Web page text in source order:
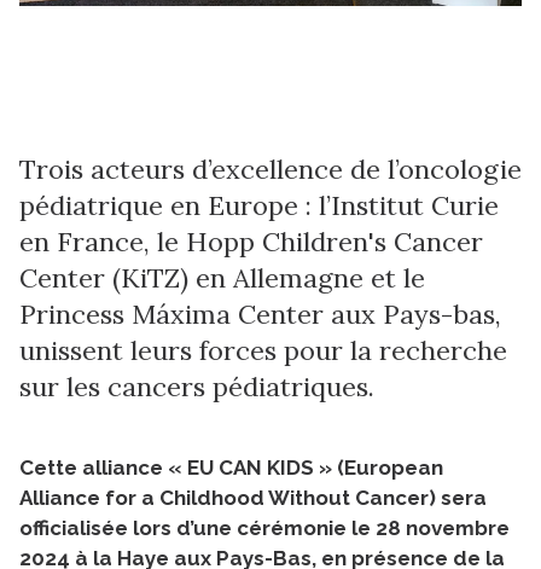
Trois acteurs d’excellence de l’oncologie
pédiatrique en Europe : l’Institut Curie
en France, le Hopp Children's Cancer
Center (KiTZ) en Allemagne et le
Princess Máxima Center aux Pays-bas,
unissent leurs forces pour la recherche
sur les cancers pédiatriques.
Cette alliance « EU CAN KIDS » (European
Alliance for a Childhood Without Cancer) sera
officialisée lors d’une cérémonie le 28 novembre
2024 à la Haye aux Pays-Bas, en présence de la